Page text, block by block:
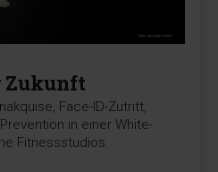
Zukunft
Face-ID-Zutritt,
in einer White-
Fitnessstudios.